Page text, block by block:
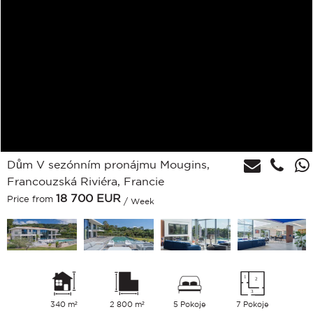
Dům V sezónním pronájmu Mougins,
Francouzská Riviéra, Francie
Price from 18 700 EUR / Week
340 m² 2 800 m² 5 Pokoje 7 Pokoje